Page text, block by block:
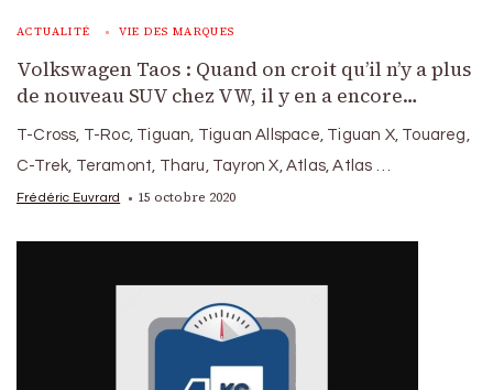
ACTUALITÉ VIE DES MARQUES
Volkswagen Taos : Quand on croit qu’il n’y a plus
de nouveau SUV chez VW, il y en a encore…
T-Cross, T-Roc, Tiguan, Tiguan Allspace, Tiguan X, Touareg,
C-Trek, Teramont, Tharu, Tayron X, Atlas, Atlas …
Frédéric Euvrard 15 octobre 2020